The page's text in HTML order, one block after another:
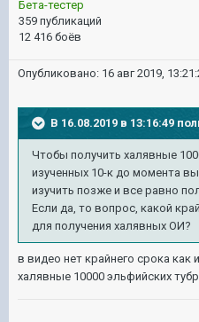
Бета-тестер
359 публикаций
12 416 боёв
Опубликовано: 16 авг 2019,
В 16.08.2019 в 13:16:49
Чтобы получить халявные
изученных 10-к до момента
изучить позже и все равно
Если да, то вопрос, какой
для получения халявных ОИ?
в видео нет крайнего срока как
халявные 10000 эльфийских